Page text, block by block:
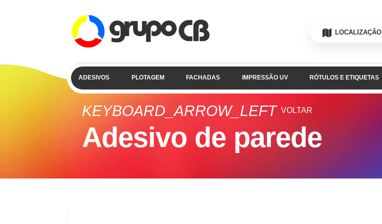
LOCALIZAÇÃO
ADESIVOS PLOTAGEM FACHADAS IMPRESSÃO UV RÓTULOS E ETIQUETAS
KEYBOARD_ARROW_LEFT VOLTAR
Adesivo de parede